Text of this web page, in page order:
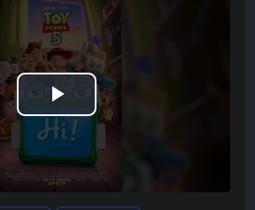
Play
Video